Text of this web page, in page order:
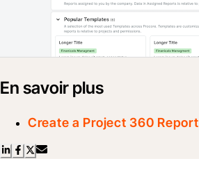
En savoir plus
Create a Project 360 Report